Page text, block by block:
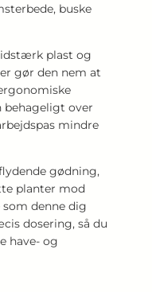
buske
plast og
gør den nem at
over
mindre
gødning,
planter mod
denne dig
dosering, så du
have- og